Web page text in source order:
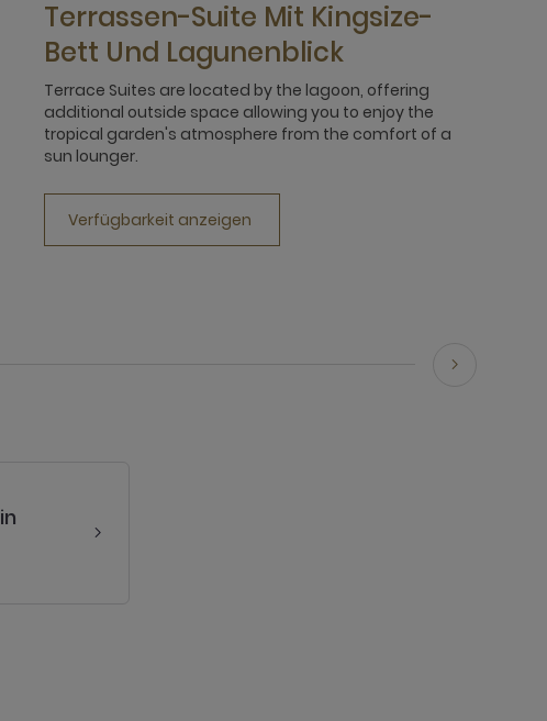
Terrassen-Suite Mit Kingsize-
Bett Und Lagunenblick
Terrace Suites are located by the lagoon, offering
additional outside space allowing you to enjoy the
tropical garden's atmosphere from the comfort of a
sun lounger.
Verfügbarkeit anzeigen